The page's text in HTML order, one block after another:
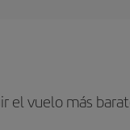
el vuelo más